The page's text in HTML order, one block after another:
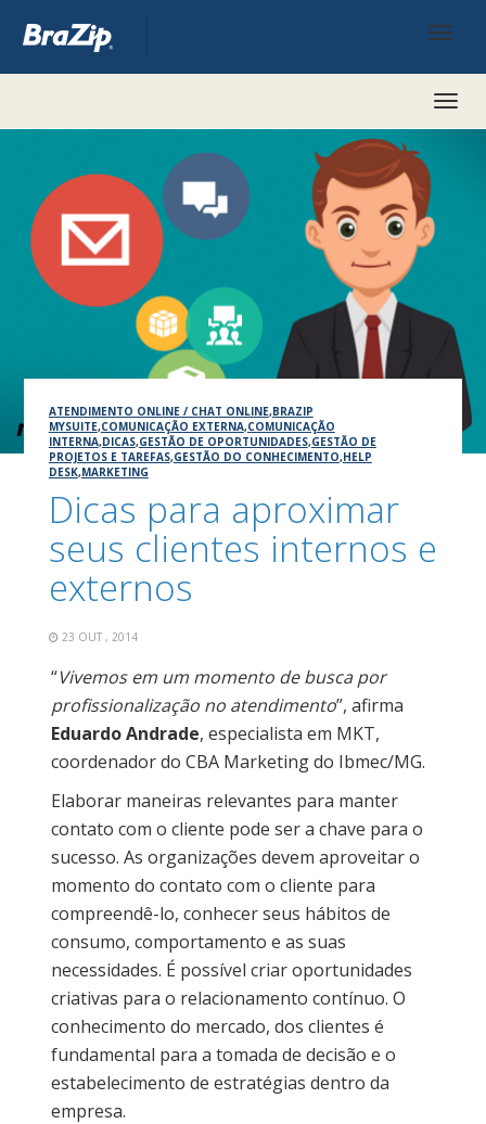
ATENDIMENTO ONLINE / CHAT ONLINE,BRAZIP
MYSUITE,COMUNICAÇÃO EXTERNA,COMUNICAÇÃO
INTERNA,DICAS,GESTÃO DE OPORTUNIDADES,GESTÃO DE
PROJETOS E TAREFAS,GESTÃO DO CONHECIMENTO,HELP
DESK,MARKETING
Dicas para aproximar
seus clientes internos e
externos
23 OUT , 2014
“Vivemos em um momento de busca por
profissionalização no atendimento”, afirma
Eduardo Andrade, especialista em MKT,
coordenador do CBA Marketing do Ibmec/MG.
Elaborar maneiras relevantes para manter
contato com o cliente pode ser a chave para o
sucesso. As organizações devem aproveitar o
momento do contato com o cliente para
compreendê-lo, conhecer seus hábitos de
consumo, comportamento e as suas
necessidades. É possível criar oportunidades
criativas para o relacionamento contínuo. O
conhecimento do mercado, dos clientes é
fundamental para a tomada de decisão e o
estabelecimento de estratégias dentro da
empresa.